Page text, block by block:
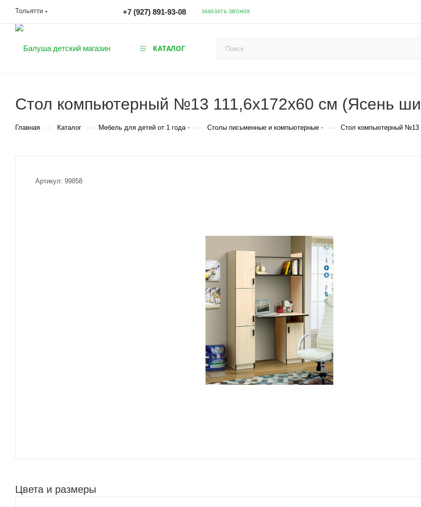
Тольятти +7 (927) 891-93-08 ЗАКАЗАТЬ ЗВОНОК
КАТАЛОГ
Стол компьютерный №13 111,6х172х60 см (Ясень
Главная — Каталог — Мебель для детей от 1 года — Столы письменные и компьютерные — Стол компьютерный №13
Артикул: 99858
Цвета и размеры